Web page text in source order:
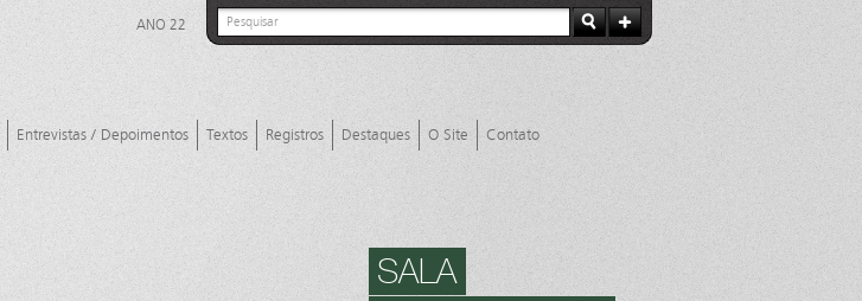
ANO 22
Entrevistas / Depoimentos Textos Registros Destaques O Site Contato
SALA